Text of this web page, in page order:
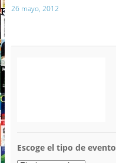
26 mayo, 2012
Escoge el tipo de evento